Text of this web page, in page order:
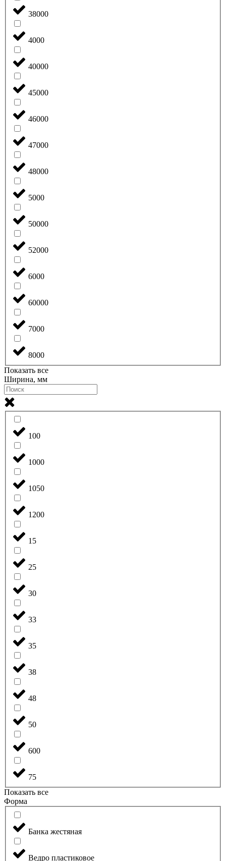
38000
4000
40000
45000
46000
47000
48000
5000
50000
52000
6000
60000
7000
8000
Показать все
Ширина, мм
100
1000
1050
1200
15
25
30
33
35
38
48
50
600
75
Показать все
Форма
Банка жестяная
Ведро пластиковое